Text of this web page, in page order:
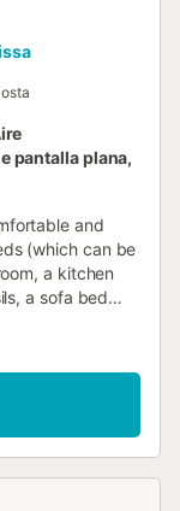
pantalla plana,
and
(which can be
a kitchen
a sofa bed